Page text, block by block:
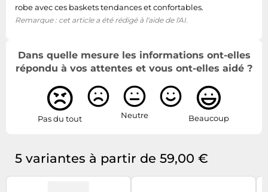
robe avec ces baskets tendances et confortables.
Remarque : cet article a été rédigé à l'aide de l'AI.
Dans quelle mesure les informations ont-elles
répondu à vos attentes et vous ont-elles aidé ?
Pas du tout Neutre Beaucoup
5 variantes à partir de 59,00 €